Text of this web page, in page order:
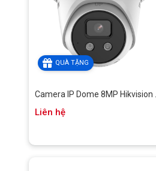
QUÀ TẶNG
Camera IP Dome 8MP Hikvision ...
Liên hệ